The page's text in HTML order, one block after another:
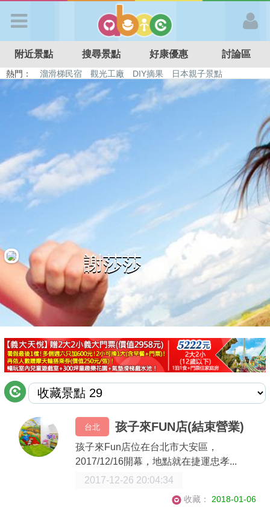
APP登入
首 頁
搜尋景點
好康優惠
最新留言
商家合作
推薦景點
討論區
聯絡我們
APP下載
附近景點 搜尋景點 好康優惠 討論區
熱門： 溜滑梯民宿 觀光工廠 DIY摘果
日本親子景點
特色遊戲場
親子住房優惠 台北親子餐廳 溫泉泡湯SPA
謝莎莎
台北 孩子來FUN店(結束營業)
孩子來Fun店位在台北市大安區，
2017/12/16開幕，地點就在捷運忠孝...
2017-12-26 20:04:34
收藏： 2018-01-06